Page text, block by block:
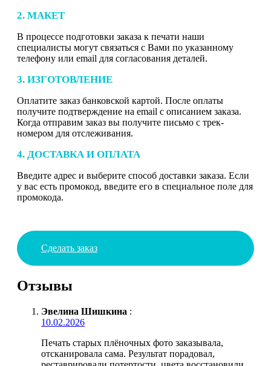
2. МАКЕТ
В процессе подготовки заказа к печати наши
специалисты могут связаться с Вами по указанному
телефону или email для согласования деталей.
3. ИЗГОТОВЛЕНИЕ
Оплатите заказ банковской картой. После оплаты
получите подтверждение на email с описанием заказа.
Когда отправим заказ вы получите письмо с трек-
номером для отслеживания.
4. ДОСТАВКА И ОПЛАТА
Введите адрес и выберите способ доставки заказа. Если
у вас есть промокод, введите его в специальное поле для
промокода.
Сделать заказ
Отзывы
Эвелина Шишкина :
10.02.2026
Печать старых плёночных фото заказывала,
отсканировала сама. Результат порадовал,